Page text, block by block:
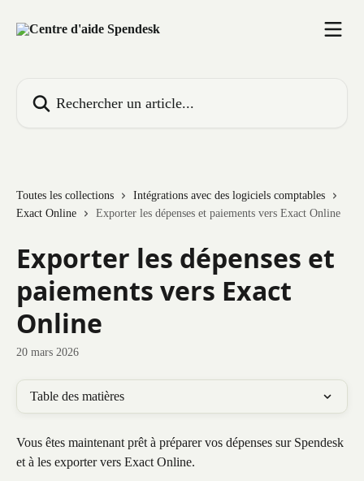
Toutes les collections
Intégrations avec des logiciels comptables
Exact Online
Exporter les dépenses et paiements vers Exact Online
Exporter les dépenses et
paiements vers Exact
Online
20 mars 2026
Table des matières
Vous êtes maintenant prêt à préparer vos dépenses sur Spendesk
et à les exporter vers Exact Online. ​